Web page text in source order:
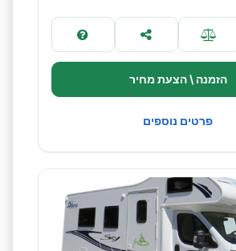
הזמנה \ הצעת מחיר
פרטים נוספים